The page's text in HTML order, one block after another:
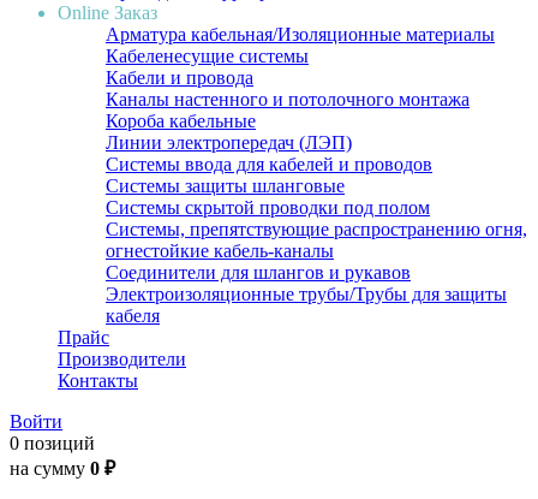
Online Заказ
Арматура кабельная/Изоляционные материалы
Кабеленесущие системы
Кабели и провода
Каналы настенного и потолочного монтажа
Короба кабельные
Линии электропередач (ЛЭП)
Системы ввода для кабелей и проводов
Системы защиты шланговые
Системы скрытой проводки под полом
Системы, препятствующие распространению огня,
огнестойкие кабель-каналы
Соединители для шлангов и рукавов
Электроизоляционные трубы/Трубы для защиты
кабеля
Прайс
Производители
Контакты
Войти
0 позиций
на сумму 0 ₽